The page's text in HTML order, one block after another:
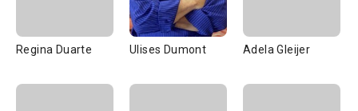
Regina Duarte Ulises Dumont Adela Gleijer